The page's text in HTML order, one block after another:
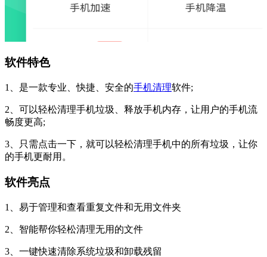
软件特色
1、是一款专业、快捷、安全的手机清理软件;
2、可以轻松清理手机垃圾、释放手机内存，让用户的手机流
畅度更高;
3、只需点击一下，就可以轻松清理手机中的所有垃圾，让你
的手机更耐用。
软件亮点
1、易于管理和查看重复文件和无用文件夹
2、智能帮你轻松清理无用的文件
3、一键快速清除系统垃圾和卸载残留